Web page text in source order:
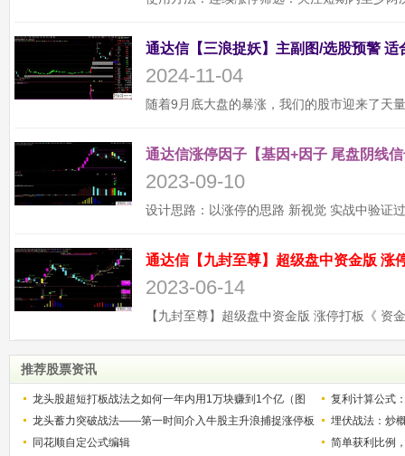
2024-11-04
通达信涨停因子【基因+因子 尾盘阴线
2023-09-10
2023-06-14
推荐股票资讯
龙头股超短打板战法之如何一年内用1万块赚到1个亿（图
解）
复利计算公式
少？
龙头蓄力突破战法——第一时间介入牛股主升浪捕捉涨停板
的技巧（图解）
埋伏战法：炒
同花顺自定公式编辑
简单获利比例